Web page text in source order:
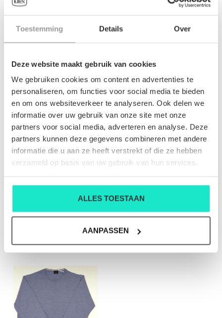
Toestemming Details Over
Deze website maakt gebruik van cookies
We gebruiken cookies om content en advertenties te
personaliseren, om functies voor social media te bieden
en om ons websiteverkeer te analyseren. Ook delen we
informatie over uw gebruik van onze site met onze
partners voor social media, adverteren en analyse. Deze
partners kunnen deze gegevens combineren met andere
informatie die u aan ze heeft verstrekt of die ze hebben
verzameld op basis van uw gebruik van hun services.
ALLES TOESTAAN
AANPASSEN
€149,00
HEREN-PULL GRAN SASSO HEREN-PULL GRAN SASSO